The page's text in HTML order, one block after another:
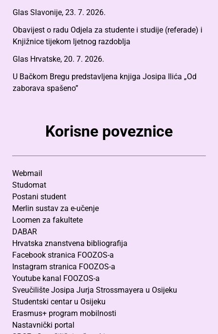
Glas Slavonije, 23. 7. 2026.
Obavijest o radu Odjela za studente i studije (referade) i
Knjižnice tijekom ljetnog razdoblja
Glas Hrvatske, 20. 7. 2026.
U Bačkom Bregu predstavljena knjiga Josipa Ilića „Od
zaborava spašeno”
Korisne poveznice
Webmail
Studomat
Postani student
Merlin sustav za e-učenje
Loomen za fakultete
DABAR
Hrvatska znanstvena bibliografija
Facebook stranica FOOZOS-a
Instagram stranica FOOZOS-a
Youtube kanal FOOZOS-a
Sveučilište Josipa Jurja Strossmayera u Osijeku
Studentski centar u Osijeku
Erasmus+ program mobilnosti
Nastavnički portal